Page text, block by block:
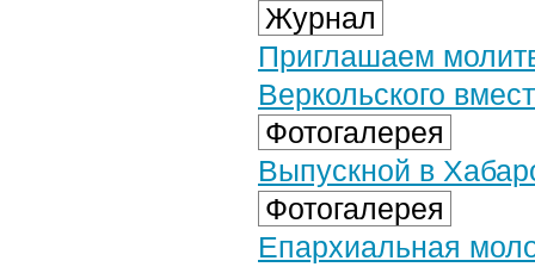
Журнал
Приглашаем
Веркольского
Фотогалерея
Выпускной в
Фотогалерея
Епархиальная